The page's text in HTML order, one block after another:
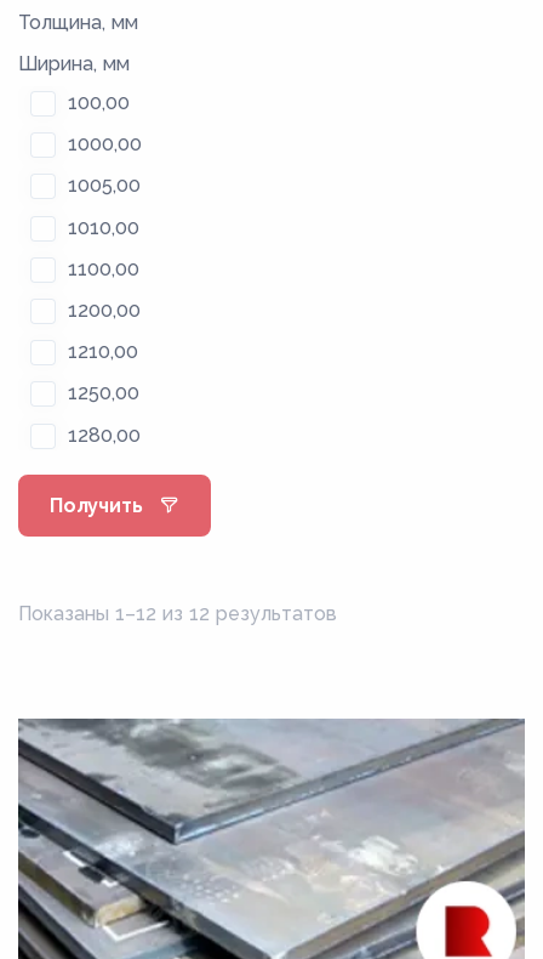
Толщина, мм
Ширина, мм
100,00
1000,00
1005,00
1010,00
1100,00
1200,00
1210,00
1250,00
1280,00
1300,00
1310,00
1400,00
1420,00
1430,00
1450,00
1500,00
1520,00
Получить
Показаны 1–12 из 12 результатов